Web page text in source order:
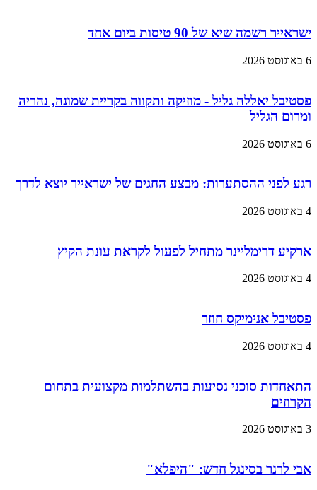
ישראייר רשמה שיא של 90 טיסות ביום אחד
6 באוגוסט 2026
פסטיבל יאללה גליל - מוזיקה ותקווה בקריית שמונה, נהריה
ומרום הגליל
6 באוגוסט 2026
רגע לפני ההסתערות: מבצע החגים של ישראייר יוצא לדרך
4 באוגוסט 2026
ארקיע דרימליינר מתחיל לפעול לקראת עונת הקיץ
4 באוגוסט 2026
פסטיבל אנימיקס חוזר
4 באוגוסט 2026
התאחדות סוכני נסיעות בהשתלמות מקצועית בתחום
הקרוזים
3 באוגוסט 2026
אבי לרנר בסינגל חדש: "היפלא"